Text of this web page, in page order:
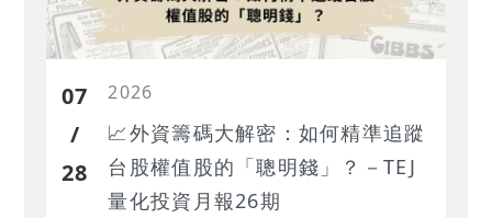
07
/
28
2026
📈外資籌碼大解密：如何精準追蹤
台股權值股的「聰明錢」？－TEJ
量化投資月報26期